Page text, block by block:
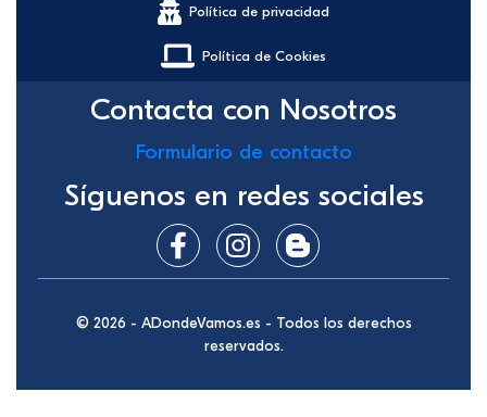
Política de privacidad
Política de Cookies
Contacta con Nosotros
Formulario de contacto
Síguenos en redes sociales
© 2026 - ADondeVamos.es - Todos los derechos
reservados.